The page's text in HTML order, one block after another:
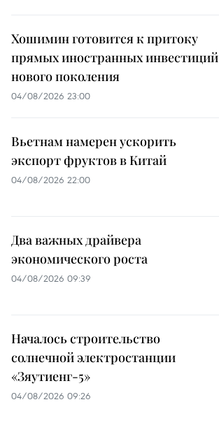
Хошимин готовится к притоку
прямых иностранных инвестиций
нового поколения
04/08/2026 23:00
Вьетнам намерен ускорить
экспорт фруктов в Китай
04/08/2026 22:00
Два важных драйвера
экономического роста
04/08/2026 09:39
Началось строительство
солнечной электростанции
«Зяутиенг-5»
04/08/2026 09:26